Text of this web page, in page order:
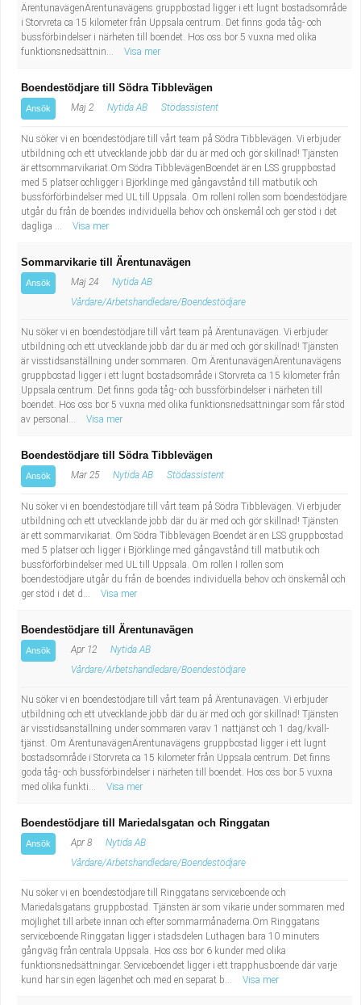
ÄrentunavägenÄrentunavägens gruppbostad ligger i ett lugnt bostadsområde
i Storvreta ca 15 kilometer från Uppsala centrum. Det finns goda tåg- och
bussförbindelser i närheten till boendet. Hos oss bor 5 vuxna med olika
funktionsnedsättnin...
Visa mer
Boendestödjare till Södra Tibblevägen
Ansök Maj 2 Nytida AB Stödassistent
Nu söker vi en boendestödjare till vårt team på Södra Tibblevägen. Vi erbjuder
utbildning och ett utvecklande jobb där du är med och gör skillnad! Tjänsten
är ettsommarvikariat.Om Södra TibblevägenBoendet är en LSS gruppbostad
med 5 platser ochligger i Björklinge med gångavstånd till matbutik och
bussförförbindelser med UL till Uppsala. Om rollenI rollen som boendestödjare
utgår du från de boendes individuella behov och önskemål och ger stöd i det
dagliga ...
Visa mer
Sommarvikarie till Ärentunavägen
Ansök Maj 24
Nytida AB
Vårdare/Arbetshandledare/Boendestödjare
Nu söker vi en boendestödjare till vårt team på Ärentunavägen. Vi erbjuder
utbildning och ett utvecklande jobb där du är med och gör skillnad! Tjänsten
är visstidsanställning under sommaren. Om ÄrentunavägenÄrentunavägens
gruppbostad ligger i ett lugnt bostadsområde i Storvreta ca 15 kilometer från
Uppsala centrum. Det finns goda tåg- och bussförbindelser i närheten till
boendet. Hos oss bor 5 vuxna med olika funktionsnedsättningar som får stöd
av personal...
Visa mer
Boendestödjare till Södra Tibblevägen
Ansök Mar 25 Nytida AB Stödassistent
Nu söker vi en boendestödjare till vårt team på Södra Tibblevägen. Vi erbjuder
utbildning och ett utvecklande jobb där du är med och gör skillnad! Tjänsten
är ett sommarvikariat. Om Södra Tibblevägen Boendet är en LSS gruppbostad
med 5 platser och ligger i Björklinge med gångavstånd till matbutik och
bussförförbindelser med UL till Uppsala. Om rollen I rollen som
boendestödjare utgår du från de boendes individuella behov och önskemål och
ger stöd i det d...
Visa mer
Boendestödjare till Ärentunavägen
Ansök Apr 12
Nytida AB
Vårdare/Arbetshandledare/Boendestödjare
Nu söker vi en boendestödjare till vårt team på Ärentunavägen. Vi erbjuder
utbildning och ett utvecklande jobb där du är med och gör skillnad! Tjänsten
är visstidsanställning under sommaren varav 1 nattjänst och 1 dag/kväll-
tjänst. Om ÄrentunavägenÄrentunavägens gruppbostad ligger i ett lugnt
bostadsområde i Storvreta ca 15 kilometer från Uppsala centrum. Det finns
goda tåg- och bussförbindelser i närheten till boendet. Hos oss bor 5 vuxna
med olika funkti...
Visa mer
Boendestödjare till Mariedalsgatan och Ringgatan
Ansök Apr 8
Nytida AB
Vårdare/Arbetshandledare/Boendestödjare
Nu söker vi en boendestödjare till Ringgatans serviceboende och
Mariedalsgatans gruppbostad. Tjänsten är som vikarie under sommaren med
möjlighet till arbete innan och efter sommarmånaderna.Om Ringgatans
serviceboende Ringgatan ligger i stadsdelen Luthagen bara 10 minuters
gångväg från centrala Uppsala. Hos oss bor 6 kunder med olika
funktionsnedsättningar. Serviceboendet ligger i ett trapphusboende där varje
kund har sin egen lägenhet och med en separat b...
Visa mer